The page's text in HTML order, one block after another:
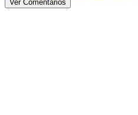
Ver Comentários